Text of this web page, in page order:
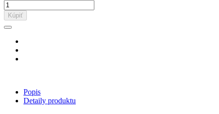
Kúpiť
Popis
Detaily produktu